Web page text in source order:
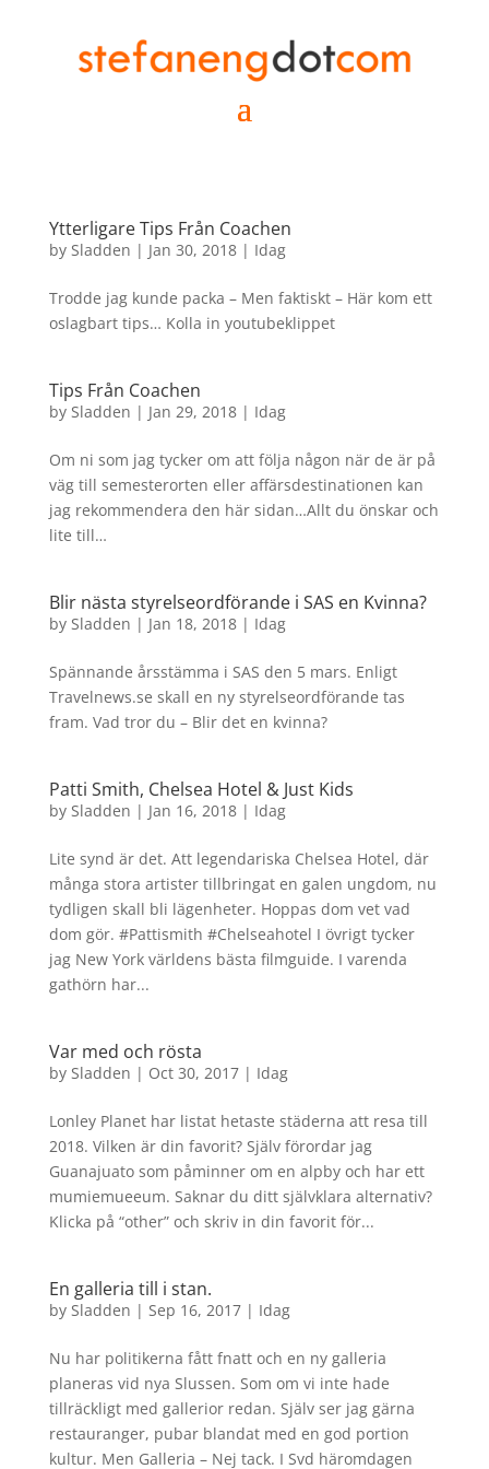
Ytterligare Tips Från Coachen
by Sladden | Jan 30, 2018| Idag
Trodde jag kunde packa – Men faktiskt – Här kom ett
oslagbart tips… Kolla in youtubeklippet
Tips Från Coachen
by Sladden | Jan 29, 2018| Idag
Om ni som jag tycker om att följa någon när de är på
väg till semesterorten eller affärsdestinationen kan
jag rekommendera den här sidan…Allt du önskar och
lite till…
Blir nästa styrelseordförande i SAS en Kvinna?
by Sladden | Jan 18, 2018| Idag
Spännande årsstämma i SAS den 5 mars. Enligt
Travelnews.se skall en ny styrelseordförande tas
fram. Vad tror du – Blir det en kvinna?
Patti Smith, Chelsea Hotel & Just Kids
by Sladden | Jan 16, 2018| Idag
Lite synd är det. Att legendariska Chelsea Hotel, där
många stora artister tillbringat en galen ungdom, nu
tydligen skall bli lägenheter. Hoppas dom vet vad
dom gör. #Pattismith #Chelseahotel I övrigt tycker
jag New York världens bästa filmguide. I varenda
gathörn har...
Var med och rösta
by Sladden | Oct 30, 2017| Idag
Lonley Planet har listat hetaste städerna att resa till
2018. Vilken är din favorit? Själv förordar jag
Guanajuato som påminner om en alpby och har ett
mumiemueeum. Saknar du ditt självklara alternativ?
Klicka på “other” och skriv in din favorit för...
En galleria till i stan.
by Sladden | Sep 16, 2017| Idag
Nu har politikerna fått fnatt och en ny galleria
planeras vid nya Slussen. Som om vi inte hade
tillräckligt med gallerior redan. Själv ser jag gärna
restauranger, pubar blandat med en god portion
kultur. Men Galleria – Nej tack. I Svd häromdagen